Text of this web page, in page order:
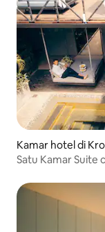
Kamar hotel di
Satu Kamar Suite